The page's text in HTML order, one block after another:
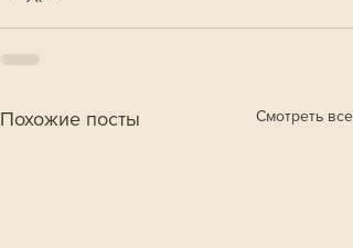
Похожие посты Смотреть все